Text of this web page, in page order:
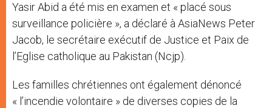
Yasir Abid a été mis en examen et « placé sous
surveillance policière », a déclaré à AsiaNews Peter
Jacob, le secrétaire exécutif de Justice et Paix de
l’Eglise catholique au Pakistan (Ncjp).
Les familles chrétiennes ont également dénoncé
« l’incendie volontaire » de diverses copies de la